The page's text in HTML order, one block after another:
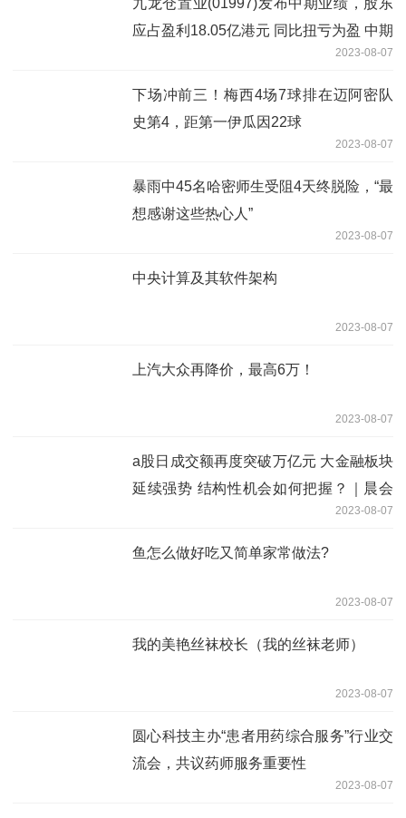
应占盈利18.05亿港元 同比扭亏为盈 中期
2023-08-07
下场冲前三！梅西4场7球排在迈阿密队
史第4，距第一伊瓜因22球
2023-08-07
暴雨中45名哈密师生受阻4天终脱险，“最
想感谢这些热心人”
2023-08-07
中央计算及其软件架构
2023-08-07
上汽大众再降价，最高6万！
2023-08-07
a股日成交额再度突破万亿元 大金融板块
延续强势 结构性机会如何把握？｜晨会
2023-08-07
鱼怎么做好吃又简单家常做法?
2023-08-07
我的美艳丝袜校长（我的丝袜老师）
2023-08-07
圆心科技主办“患者用药综合服务”行业交
流会，共议药师服务重要性
2023-08-07